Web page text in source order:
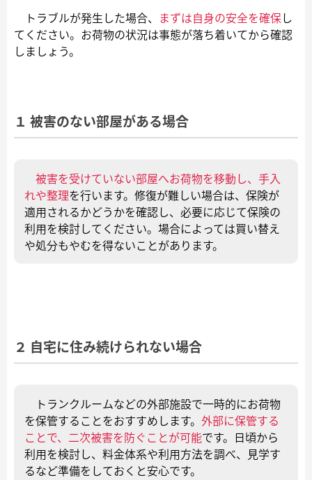
トラブルが発生した場合、 まずは自身の安全を確保し
てください。お荷物の状況は事態が落ち着いてから確認
しましょう。
１ 被害のない部屋がある場合
被害を受けていない部屋へお荷物を移動し、手入
れや整理を行います。修復が難しい場合は、保険が
適用されるかどうかを確認し、必要に応じて保険の
利用を検討してください。場合によっては買い替え
や処分もやむを得ないことがあります。
２ 自宅に住み続けられない場合
トランクルームなどの外部施設で一時的にお荷物
を保管することをおすすめします。 外部に保管する
ことで、二次被害を防ぐことが可能です。日頃から
利用を検討し、料金体系や利用方法を調べ、見学す
るなど準備をしておくと安心です。